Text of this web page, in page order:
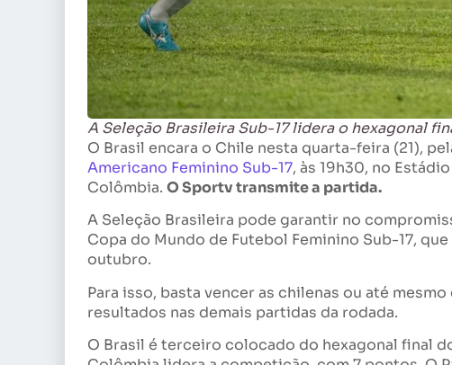
A Seleção Brasileira Sub-17 lidera o hexagonal
O Brasil encara o Chile nesta quarta-feira (21),
Americano Feminino Sub-17, às 19h30, no
Colômbia. O Sportv transmite a partida.
A Seleção Brasileira pode garantir no
Copa do Mundo de Futebol Feminino Sub-17,
outubro.
Para isso, basta vencer as chilenas ou até
resultados nas demais partidas da rodada.
O Brasil é terceiro colocado do hexagonal final